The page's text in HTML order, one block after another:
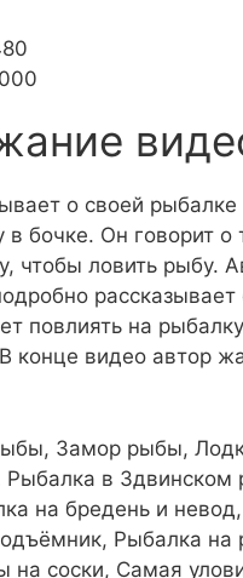
о своей рыбалке
бочке. Он говорит о
чтобы ловить рыбу.
повлиять на
конце видео автор
Замор рыбы,
в Здвинском
на бредень и
Рыбалка на
соски, Самая